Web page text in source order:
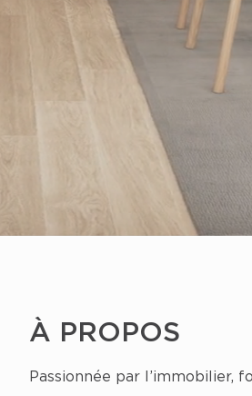
À PROPOS
Passionnée par l’immobilier,